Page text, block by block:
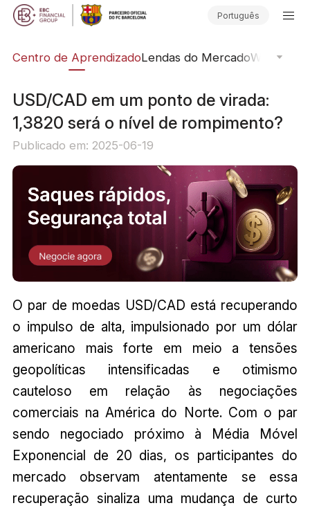
Português
Centro de AprendizadoLendas do MercadoWebinars
USD/CAD em um ponto de virada:
1,3820 será o nível de rompimento?
Publicado em: 2025-06-19
O par de moedas USD/CAD está recuperando
o impulso de alta, impulsionado por um dólar
americano mais forte em meio a tensões
geopolíticas intensificadas e otimismo
cauteloso em relação às negociações
comerciais na América do Norte. Com o par
sendo negociado próximo à Média Móvel
Exponencial de 20 dias, os participantes do
mercado observam atentamente se essa
recuperação sinaliza uma mudança de curto